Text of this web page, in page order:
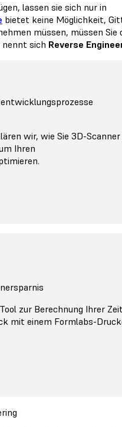
lassen sie sich nur in
bietet keine Möglichkeit,
müssen, müssen Sie
nennt sich Reverse
wir, wie Sie 3D-Scanner
Ihren
zur Berechnung Ihrer
mit einem Formlabs-